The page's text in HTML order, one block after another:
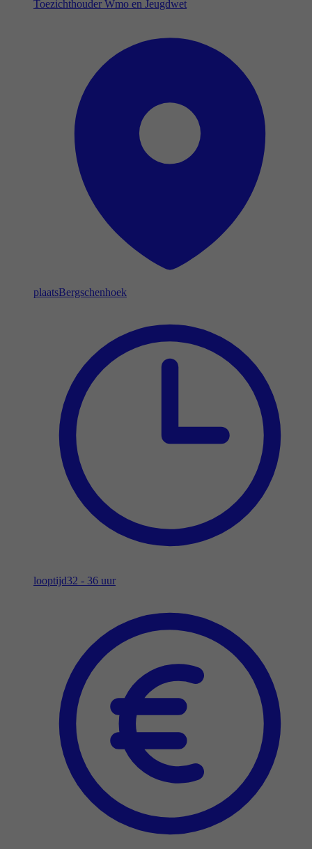
Toezichthouder Wmo en Jeugdwet
plaatsBergschenhoek
looptijd32 - 36 uur